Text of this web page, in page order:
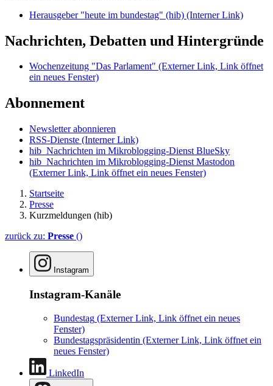
Herausgeber "heute im bundestag" (hib) (Interner Link)
Nachrichten, Debatten und Hintergründe
Wochenzeitung "Das Parlament" (Externer Link, Link öffnet
ein neues Fenster)
Abonnement
Newsletter abonnieren
RSS-Dienste (Interner Link)
hib_Nachrichten im Mikroblogging-Dienst BlueSky
hib_Nachrichten im Mikroblogging-Dienst Mastodon
(Externer Link, Link öffnet ein neues Fenster)
Startseite
Presse
Kurzmeldungen (hib)
zurück zu: Presse ()
Instagram
Instagram-Kanäle
Bundestag (Externer Link, Link öffnet ein neues
Fenster)
Bundestagspräsidentin (Externer Link, Link öffnet ein
neues Fenster)
LinkedIn